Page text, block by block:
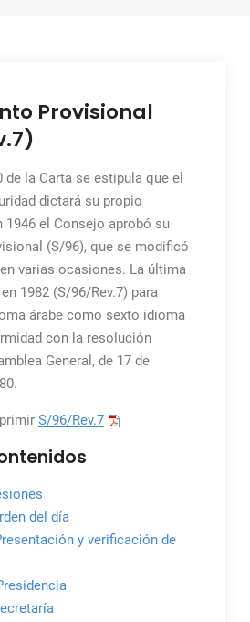
Provisional
de la Carta se estipula que el
dictará su propio
1946 el Consejo aprobó su
(S/96), que se modificó
varias ocasiones. La última
1982 (S/96/Rev.7) para
árabe como sexto idioma
con la resolución
General, de 17 de
S/96/Rev.7
del día
y verificación de